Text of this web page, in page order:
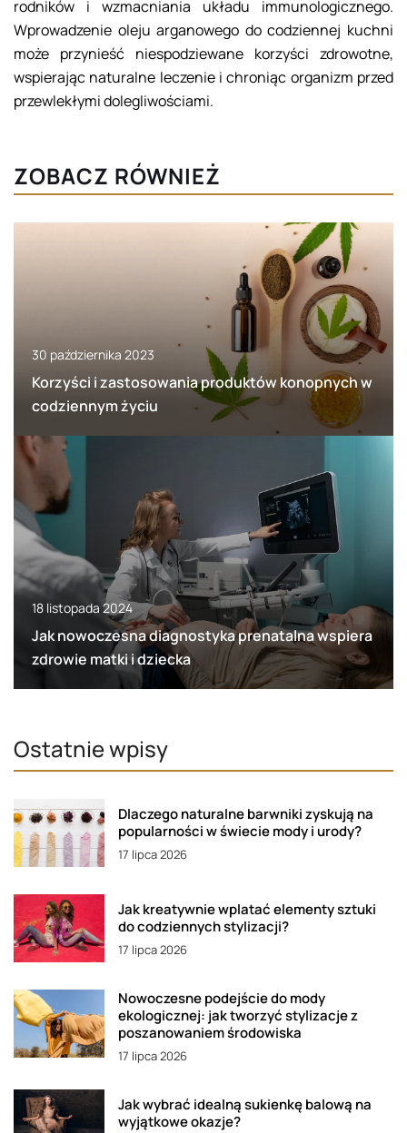
rodników i wzmacniania układu immunologicznego.
Wprowadzenie oleju arganowego do codziennej kuchni
może przynieść niespodziewane korzyści zdrowotne,
wspierając naturalne leczenie i chroniąc organizm przed
przewlekłymi dolegliwościami.
ZOBACZ RÓWNIEŻ
30 października 2023
Korzyści i zastosowania produktów konopnych w
codziennym życiu
18 listopada 2024
Jak nowoczesna diagnostyka prenatalna wspiera
zdrowie matki i dziecka
Ostatnie wpisy
Dlaczego naturalne barwniki zyskują na
popularności w świecie mody i urody?
17 lipca 2026
Jak kreatywnie wplatać elementy sztuki
do codziennych stylizacji?
17 lipca 2026
Nowoczesne podejście do mody
ekologicznej: jak tworzyć stylizacje z
poszanowaniem środowiska
17 lipca 2026
Jak wybrać idealną sukienkę balową na
wyjątkowe okazje?